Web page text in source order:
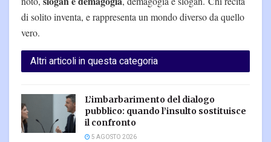
di solito inventa, e rappresenta un mondo diverso da quello
vero.
Altri articoli in questa categoria
L’imbarbarimento del dialogo
pubblico: quando l’insulto sostituisce
il confronto
5 AGOSTO 2026